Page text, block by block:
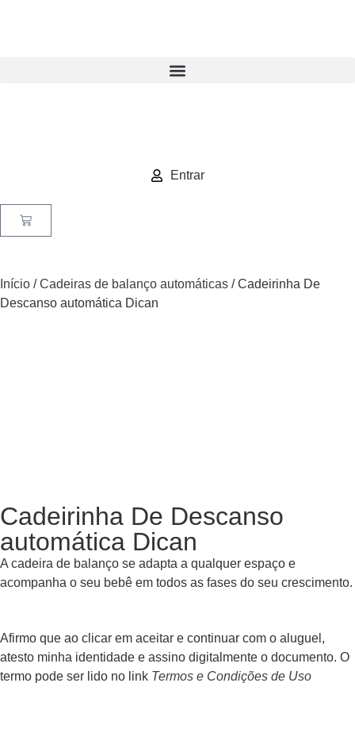
Entrar
Início /Cadeiras de balanço automáticas / Cadeirinha De
Descanso automática Dican
Cadeirinha De Descanso
automática Dican
A cadeira de balanço se adapta a qualquer espaço e
acompanha o seu bebê em todos as fases do seu crescimento.
Afirmo que ao clicar em aceitar e continuar com o aluguel,
atesto minha identidade e assino digitalmente o documento. O
termo pode ser lido no link Termos e Condições de Uso